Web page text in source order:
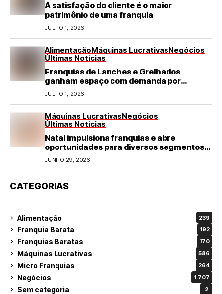
A satisfação do cliente é o maior
patrimônio de uma franquia
JULHO 1, 2026
AlimentaçãoMáquinas LucrativasNegócios
Últimas Notícias
Franquias de Lanches e Grelhados
ganham espaço com demanda por
refeições rápidas e de qualidade
JULHO 1, 2026
Máquinas LucrativasNegócios
Últimas Notícias
Natal impulsiona franquias e abre
oportunidades para diversos segmentos
do varejo
JUNHO 29, 2026
CATEGORIAS
Alimentação 239
Franquia Barata 192
Franquias Baratas 170
Máquinas Lucrativas 586
Micro Franquias 264
Negócios 1.707
Sem categoria 2